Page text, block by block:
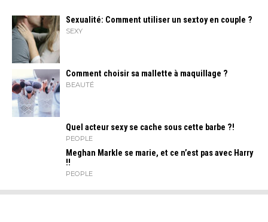
Sexualité: Comment utiliser un sextoy en couple ?
SEXY
Comment choisir sa mallette à maquillage ?
BEAUTÉ
Quel acteur sexy se cache sous cette barbe ?!
PEOPLE
Meghan Markle se marie, et ce n’est pas avec Harry
!!
PEOPLE